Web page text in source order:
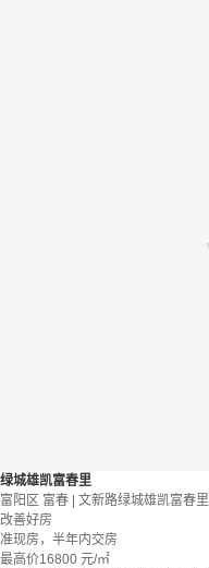
绿城雄凯富春里
富阳区 富春 | 文新路绿城雄凯富春里
改善好房
准现房，半年内交房
最高价16800 元/㎡